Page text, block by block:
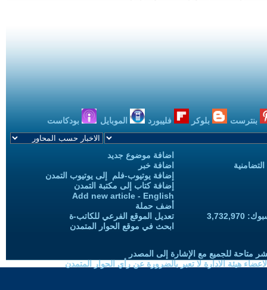
بنترست بلوكر فليبورد الموبايل بودكاست
اضافة موضوع جديد
اضافة خبر
إضافة يوتيوب-فلم إلى يوتيوب التمدن
إضافة كتاب إلى مكتبة التمدن
Add new article - English
أضف حملة
تعديل الموقع الفرعي للكاتب-ة
ابحث في موقع الحوار المتمدن
متاحة للجميع مع الإشارة إلى المصدر
هيئة الادارة لا تعبر بالضرورة عن رأي الحوار المتمدن